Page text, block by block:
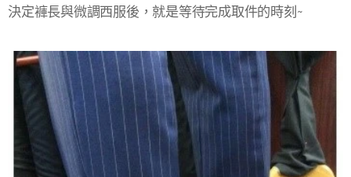
決定褲長與微調西服後，就是等待完成取件的時刻~